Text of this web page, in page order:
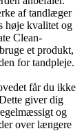
af tandlæger
høje kvalitet og
Clean-
et produkt,
for tandpleje.
får du ikke
giver dig
og
over længere